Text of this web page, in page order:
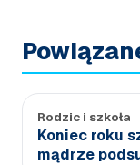
Rodzic i szkoła
Koniec roku
mądrze